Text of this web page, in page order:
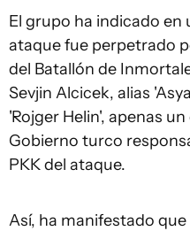
El grupo ha indicado
ataque fue perpetrado
del Batallón de
Sevjin Alcicek, alias
'Rojger Helin', apenas
Gobierno turco
PKK del ataque.
Así, ha manifestado